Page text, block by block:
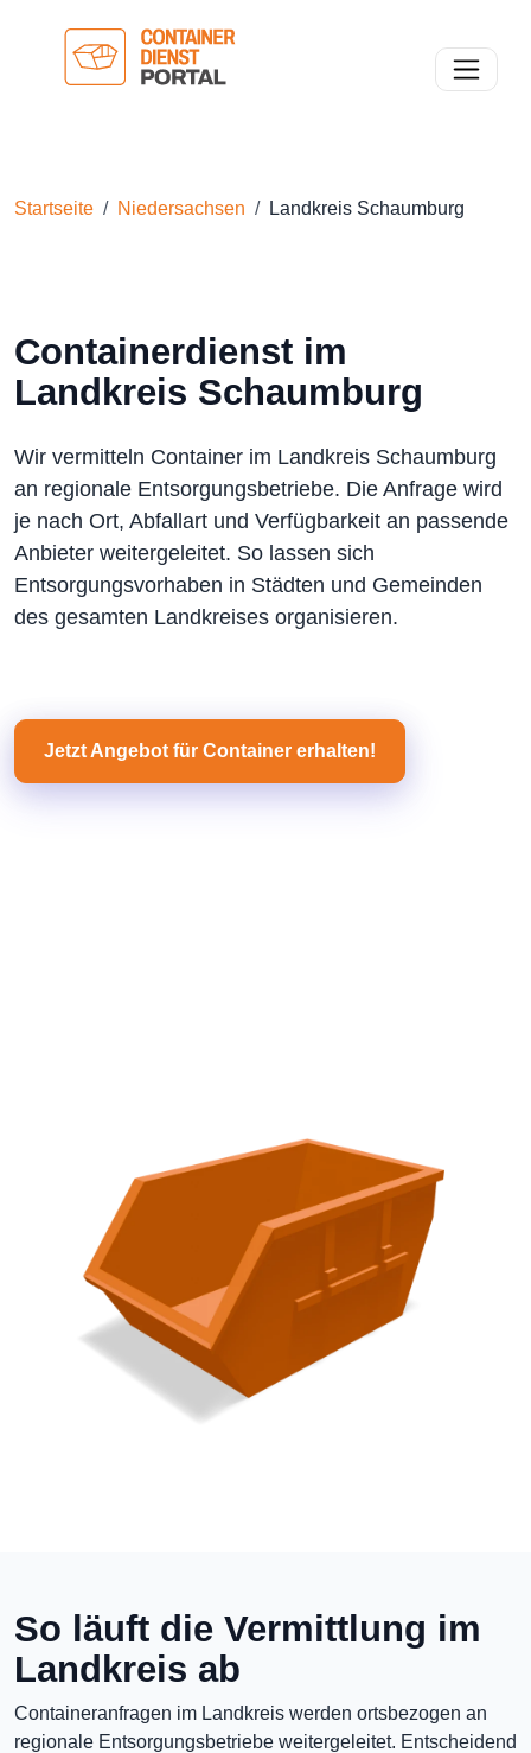
Toggle
Startseite Niedersachsen Landkreis Schaumburg
Containerdienst im
Landkreis Schaumburg
Wir vermitteln Container im Landkreis Schaumburg
an regionale Entsorgungsbetriebe. Die Anfrage wird
je nach Ort, Abfallart und Verfügbarkeit an passende
Anbieter weitergeleitet. So lassen sich
Entsorgungsvorhaben in Städten und Gemeinden
des gesamten Landkreises organisieren.
Jetzt Angebot für Container erhalten!
So läuft die Vermittlung im
Landkreis ab
Containeranfragen im Landkreis werden ortsbezogen an
regionale Entsorgungsbetriebe weitergeleitet. Entscheidend